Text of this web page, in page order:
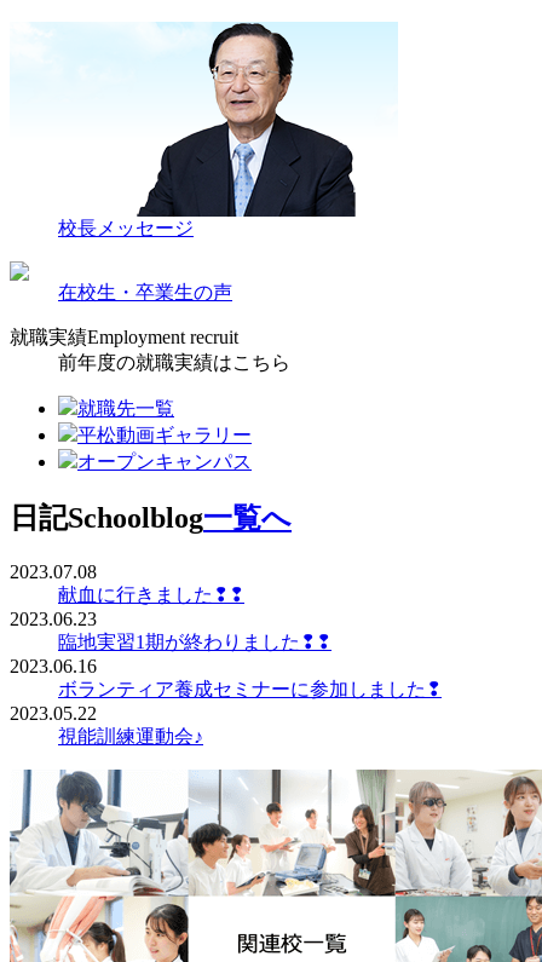
校長メッセージ
在校生・卒業生の声
就職実績Employment recruit
前年度の就職実績はこちら
就職先一覧
平松動画ギャラリー
オープンキャンパス
日記Schoolblog一覧へ
2023.07.08
献血に行きました❢❢
2023.06.23
臨地実習1期が終わりました❢❢
2023.06.16
ボランティア養成セミナーに参加しました❢
2023.05.22
視能訓練運動会♪